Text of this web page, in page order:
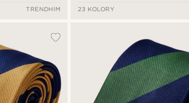
TRENDHIM
23 KOLORY